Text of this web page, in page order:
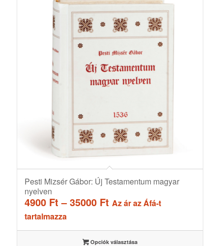
Pesti Mizsér Gábor: Új Testamentum magyar
nyelven
4900 Ft – 35000 FtÁrtartomány:
35000 Ft
Az ár az Áfá-t
tartalmazza
Opciók választása